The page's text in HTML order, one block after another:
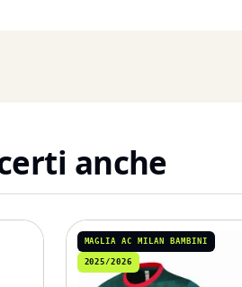
anche
MAGLIA AC MILAN BAMBINI
2025/2026